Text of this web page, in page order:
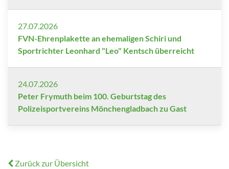
27.07.2026
FVN-Ehrenplakette an ehemaligen Schiri und
Sportrichter Leonhard "Leo" Kentsch überreicht
24.07.2026
Peter Frymuth beim 100. Geburtstag des
Polizeisportvereins Mönchengladbach zu Gast
Zurück zur Übersicht